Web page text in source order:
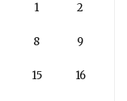
1 2
8 9
15 16